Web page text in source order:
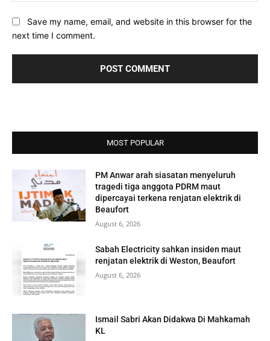
Save my name, email, and website in this browser for the
next time I comment.
MOST POPULAR
PM Anwar arah siasatan menyeluruh
tragedi tiga anggota PDRM maut
dipercayai terkena renjatan elektrik di
Beaufort
August 6, 2026
Sabah Electricity sahkan insiden maut
renjatan elektrik di Weston, Beaufort
August 6, 2026
Ismail Sabri Akan Didakwa Di Mahkamah
KL